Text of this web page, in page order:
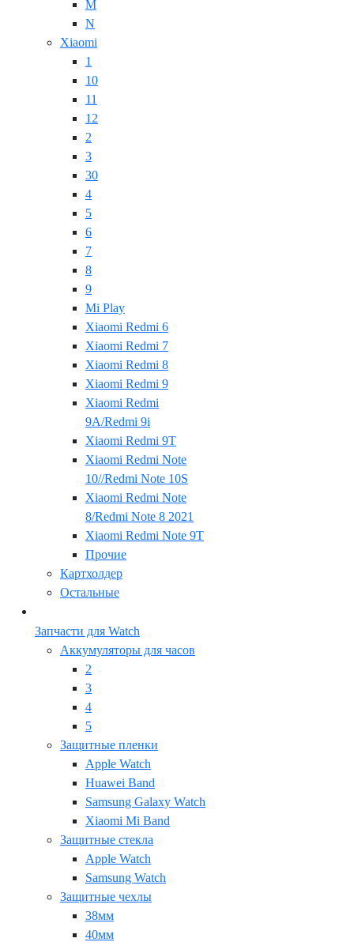
M
N
Xiaomi
1
10
11
12
2
3
30
4
5
6
7
8
9
Mi Play
Xiaomi Redmi 6
Xiaomi Redmi 7
Xiaomi Redmi 8
Xiaomi Redmi 9
Xiaomi Redmi
9A/Redmi 9i
Xiaomi Redmi 9T
Xiaomi Redmi Note
10//Redmi Note 10S
Xiaomi Redmi Note
8/Redmi Note 8 2021
Xiaomi Redmi Note 9T
Прочие
Картхолдер
Остальные
Запчасти для Watch
Аккумуляторы для часов
2
3
4
5
Защитные пленки
Apple Watch
Huawei Band
Samsung Galaxy Watch
Xiaomi Mi Band
Защитные стекла
Apple Watch
Samsung Watch
Защитные чехлы
38мм
40мм